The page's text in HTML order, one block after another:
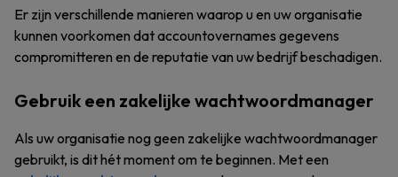
Er zijn verschillende manieren waarop u en uw organisatie
kunnen voorkomen dat accountovernames gegevens
compromitteren en de reputatie van uw bedrijf beschadigen.
Gebruik een zakelijke wachtwoordmanager
Als uw organisatie nog geen zakelijke wachtwoordmanager
gebruikt, is dit hét moment om te beginnen. Met een